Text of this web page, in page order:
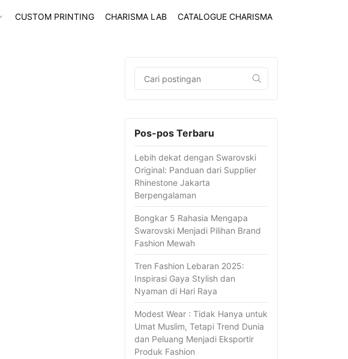
CUSTOM PRINTING CHARISMA LAB CATALOGUE CHARISMA
Pos-pos Terbaru
Lebih dekat dengan Swarovski
Original: Panduan dari Supplier
Rhinestone Jakarta
Berpengalaman
Bongkar 5 Rahasia Mengapa
Swarovski Menjadi Pilihan Brand
Fashion Mewah
Tren Fashion Lebaran 2025:
Inspirasi Gaya Stylish dan
Nyaman di Hari Raya
Modest Wear : Tidak Hanya untuk
Umat Muslim, Tetapi Trend Dunia
dan Peluang Menjadi Eksportir
Produk Fashion